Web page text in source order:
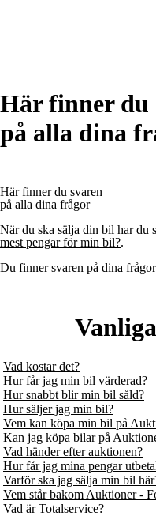
Här finner du
på alla dina
Här finner du svaren
på alla dina frågor
När du ska sälja din bil har du
mest pengar för min bil?.
Du finner svaren på dina
Vad kostar det?
Hur får jag min bil värderad?
Hur snabbt blir min bil såld?
Hur säljer jag min bil?
Vem kan köpa min bil på
Kan jag köpa bilar på
Vad händer efter auktionen?
Hur får jag mina pengar
Varför ska jag sälja min bil
Vem står bakom Auktioner -
Vad är Totalservice?